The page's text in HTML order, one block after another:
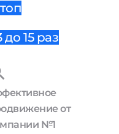
15 раз
от
№1